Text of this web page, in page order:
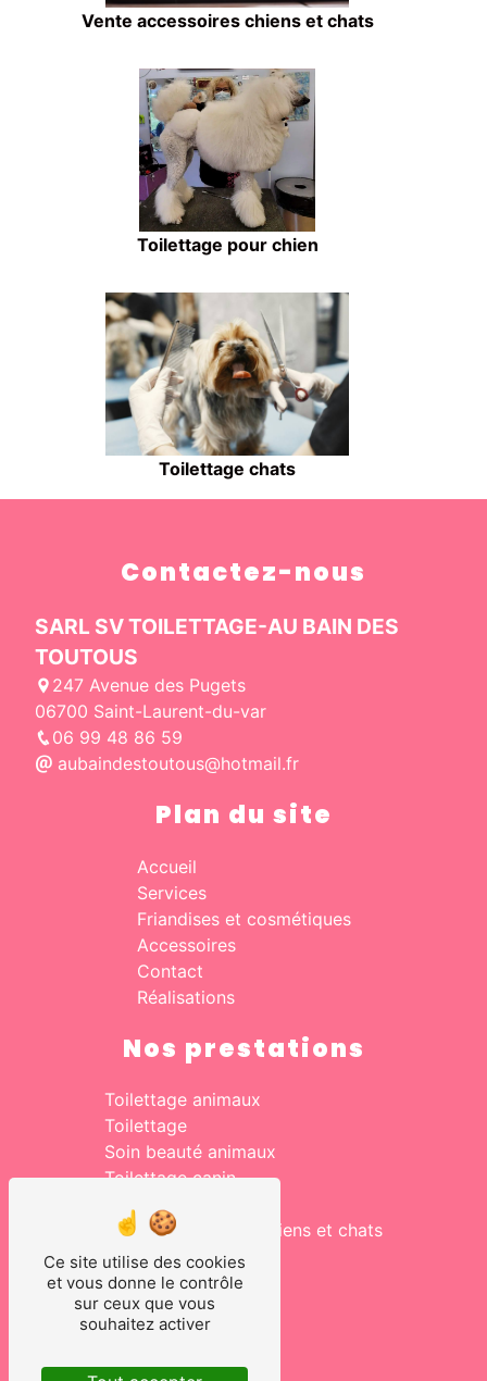
Vente accessoires chiens et chats
Toilettage pour chien
Toilettage chats
Contactez-nous
SARL SV TOILETTAGE-AU BAIN DES
TOUTOUS
247 Avenue des Pugets
06700 Saint-Laurent-du-var
06 99 48 86 59
aubaindestoutous@hotmail.fr
Plan du site
Accueil
Services
Friandises et cosmétiques
Accessoires
Contact
Réalisations
Nos prestations
Toilettage animaux
Toilettage
Soin beauté animaux
Toilettage canin
Salon de toilettage
Vente accessoires chiens et chats
Toilettage pour chien
Toilettage chats
Ce site utilise des cookies
et vous donne le contrôle
sur ceux que vous
souhaitez activer